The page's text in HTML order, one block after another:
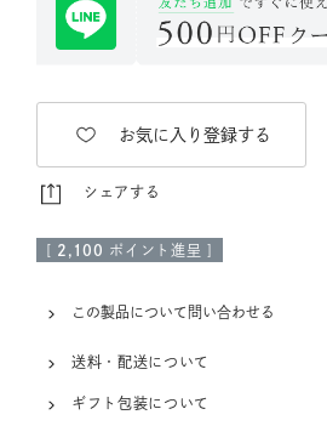
お気に入り登録する
シェアする
[ 2,100 ポイント進呈 ]
この製品について問い合わせる
送料・配送について
ギフト包装について